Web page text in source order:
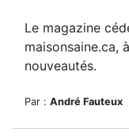
Le magazine
maisonsaine.ca,
nouveautés.
Par : André Fauteux